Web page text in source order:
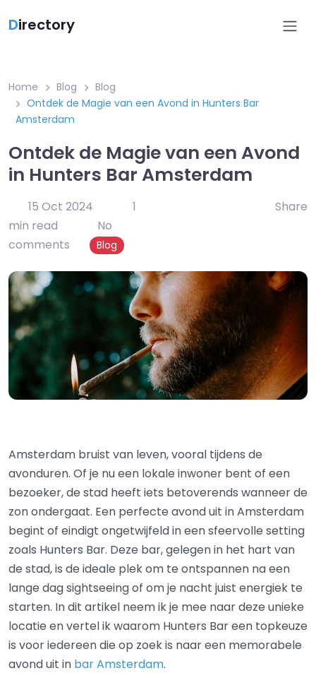
Directory
Home Blog
Blog
Ontdek de Magie van een Avond in Hunters Bar
Amsterdam
Ontdek de Magie van een Avond
in Hunters Bar Amsterdam
15 Oct 2024
1
min read
No
comments
Blog
Share
Amsterdam bruist van leven, vooral tijdens de
avonduren. Of je nu een lokale inwoner bent of een
bezoeker, de stad heeft iets betoverends wanneer de
zon ondergaat. Een perfecte avond uit in Amsterdam
begint of eindigt ongetwijfeld in een sfeervolle setting
zoals Hunters Bar. Deze bar, gelegen in het hart van
de stad, is de ideale plek om te ontspannen na een
lange dag sightseeing of om je nacht juist energiek te
starten. In dit artikel neem ik je mee naar deze unieke
locatie en vertel ik waarom Hunters Bar een topkeuze
is voor iedereen die op zoek is naar een memorabele
avond uit in bar Amsterdam.